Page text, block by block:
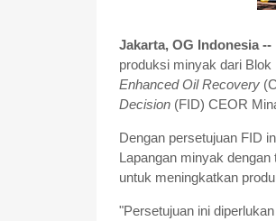
Jakarta, OG Indonesia --
produksi minyak dari
Enhanced Oil Recovery
Decision (FID) CEOR
Dengan persetujuan FID
Lapangan minyak
untuk meningkatkan
"Persetujuan ini